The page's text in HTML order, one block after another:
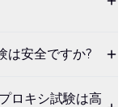
は安全ですか?
ロキシ試験は高